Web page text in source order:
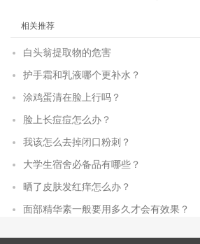
相关推荐
白头翁提取物的危害
护手霜和乳液哪个更补水？
涂鸡蛋清在脸上行吗？
脸上长痘痘怎么办？
我该怎么去掉闭口粉刺？
大学生宿舍必备品有哪些？
晒了皮肤发红痒怎么办？
面部精华素一般要用多久才会有效果？